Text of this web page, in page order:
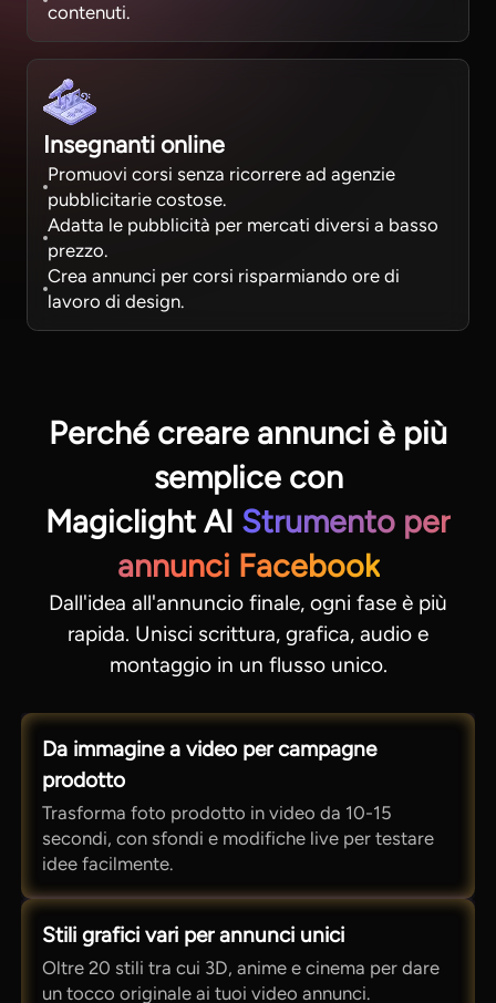
contenuti.
Insegnanti online
Promuovi corsi senza ricorrere ad agenzie
pubblicitarie costose.
Adatta le pubblicità per mercati diversi a basso
prezzo.
Crea annunci per corsi risparmiando ore di
lavoro di design.
Perché creare annunci è più
semplice con
Magiclight AI Strumento per
annunci Facebook
Dall'idea all'annuncio finale, ogni fase è più
rapida. Unisci scrittura, grafica, audio e
montaggio in un flusso unico.
Da immagine a video per campagne
prodotto
Trasforma foto prodotto in video da 10-15
secondi, con sfondi e modifiche live per testare
idee facilmente.
Stili grafici vari per annunci unici
Oltre 20 stili tra cui 3D, anime e cinema per dare
un tocco originale ai tuoi video annunci.